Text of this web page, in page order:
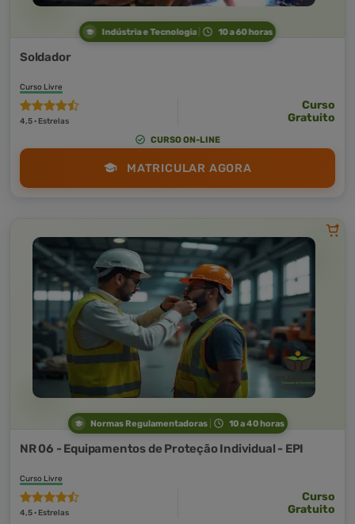
Indústria e Tecnologia 10 a 60 horas
Soldador
Curso Livre
4,5 · Estrelas
Curso
Gratuito
CURSO ON-LINE
MATRICULAR AGORA
Normas Regulamentadoras 10 a 40 horas
NR 06 - Equipamentos de Proteção Individual - EPI
Curso Livre
4,5 · Estrelas
Curso
Gratuito